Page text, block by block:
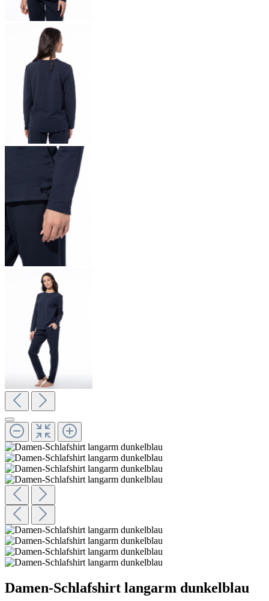
Damen-Schlafshirt langarm dunkelblau